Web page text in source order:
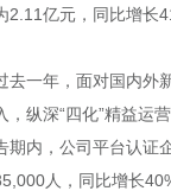
2.11亿元，同比增长
去一年，面对国内外
，纵深“四化”精益运
期内，公司平台认证
人，同比增长